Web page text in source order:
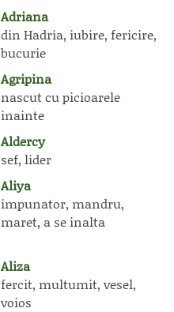
Adriana
din Hadria, iubire, fericire,
bucurie
Agripina
nascut cu picioarele
inainte
Aldercy
sef, lider
Aliya
impunator, mandru,
maret, a se inalta
Aliza
fercit, multumit, vesel,
voios